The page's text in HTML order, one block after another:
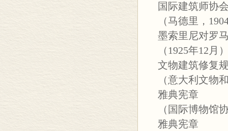
国际建筑师协
（马德里，
墨索里尼对罗
（1925年12月
文物建筑修复
（意大利文物
雅典宪章
（国际博物馆
雅典宪章